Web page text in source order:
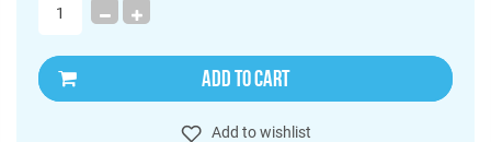
ADD TO CART
Add to wishlist